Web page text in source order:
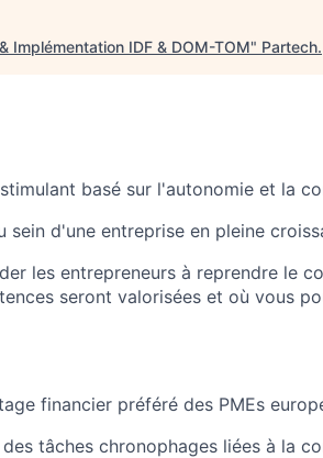
Implémentation IDF & DOM-TOM" Partech.
basé sur l'autonomie et la
d'une entreprise en pleine
les entrepreneurs à reprendre le
seront valorisées et où vous
financier préféré des PMEs
tâches chronophages liées à la